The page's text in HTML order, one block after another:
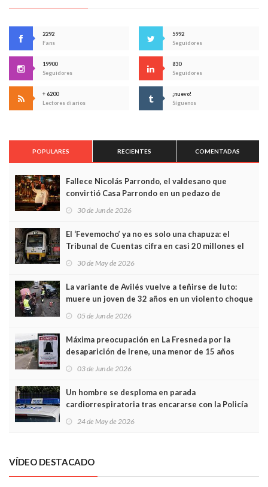
2292
Fans
5992
Seguidores
19900
Seguidores
830
Seguidores
+ 6200
Lectores diarios
¡nuevo!
Síguenos
POPULARES RECIENTES COMENTADAS
Fallece Nicolás Parrondo, el valdesano que
convirtió Casa Parrondo en un pedazo de
Asturias en Madrid
30 de Jun de 2026
El ‘Fevemocho’ ya no es solo una chapuza: el
Tribunal de Cuentas cifra en casi 20 millones el
sobrecoste de los trenes que no cabían por los
30 de May de 2026
La variante de Avilés vuelve a teñirse de luto:
muere un joven de 32 años en un violento choque
frontal
05 de Jun de 2026
Máxima preocupación en La Fresneda por la
desaparición de Irene, una menor de 15 años
03 de Jun de 2026
Un hombre se desploma en parada
cardiorrespiratoria tras encararse con la Policía
Local en Luanco
24 de May de 2026
VÍDEO DESTACADO